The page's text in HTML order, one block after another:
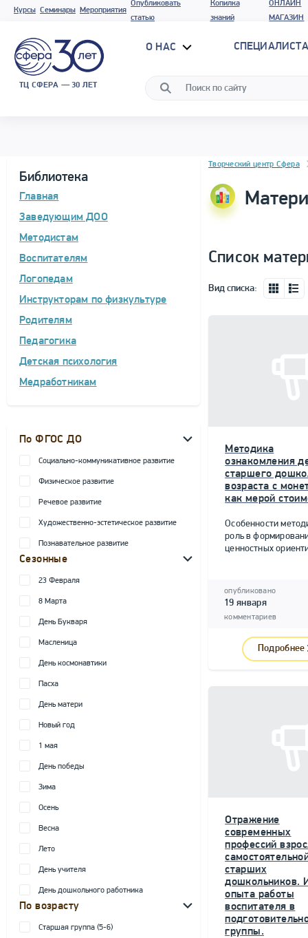
Курсы Семинары Мероприятия
Опубликовать
статью
Копилка
знаний
ОНЛАЙН
МАГАЗИН
ТЦ СФЕРА — 30 ЛЕТ
О НАС
Библиотека
Главная
Заведующим ДОО
Методистам
Воспитателям
Логопедам
Инструкторам по физкультуре
Родителям
Педагогика
Детская психология
Медработникам
По ФГОС ДО
Социально-коммуникативное развитие
Физическое развитие
Речевое развитие
Художественно-эстетическое развитие
Познавательное развитие
Сезонные
23 Февраля
8 Марта
День Букваря
Масленица
День космонавтики
Пасха
День матери
Новый год
1 мая
День победы
Зима
Осень
Весна
Лето
День учителя
День дошкольного работника
По возрасту
Старшая группа (5-6)
Блок новостей
Творческий центр Сфера
Список
Вид списка:
Методика
ознакомления
старшего
возраста с
как мерой
Особенности
роль в
ценностных
опубликовано
19 января
комментариев
Подробнее
Отражение
современных
профессий
старших
дошкольников.
опыта работы
воспитателя в
группы.